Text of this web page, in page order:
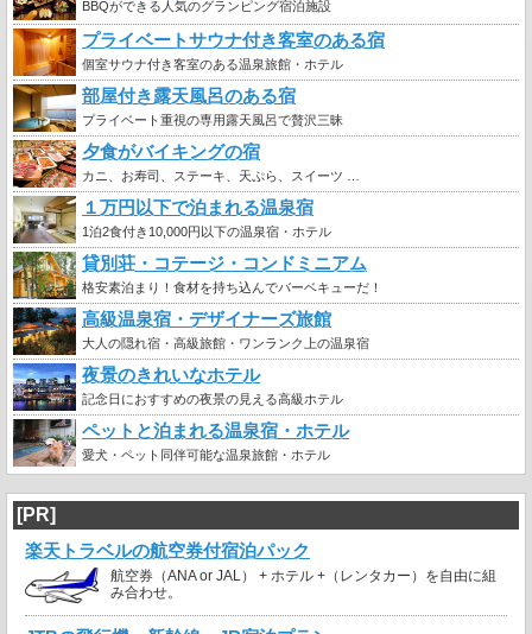
BBQができる人気のグランピング宿泊施設
プライベートサウナ付き客室のある宿
個室サウナ付き客室のある温泉旅館・ホテル
部屋付き露天風呂のある宿
プライベート重視の専用露天風呂で贅沢三昧
夕食がバイキングの宿
カニ、お寿司、ステーキ、天ぷら、スイーツ …
１万円以下で泊まれる温泉宿
1泊2食付き10,000円以下の温泉宿・ホテル
貸別荘・コテージ・コンドミニアム
格安素泊まり！食材を持ち込んでバーベキューだ！
高級温泉宿・デザイナーズ旅館
大人の隠れ宿・高級旅館・ワンランク上の温泉宿
夜景のきれいなホテル
記念日におすすめの夜景の見える高級ホテル
ペットと泊まれる温泉宿・ホテル
愛犬・ペット同伴可能な温泉旅館・ホテル
[PR]
楽天トラベルの航空券付宿泊パック
航空券（ANA or JAL） + ホテル +（レンタカー）を自由に組
み合わせ。